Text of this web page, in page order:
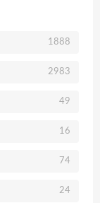
1888
2983
49
16
74
24